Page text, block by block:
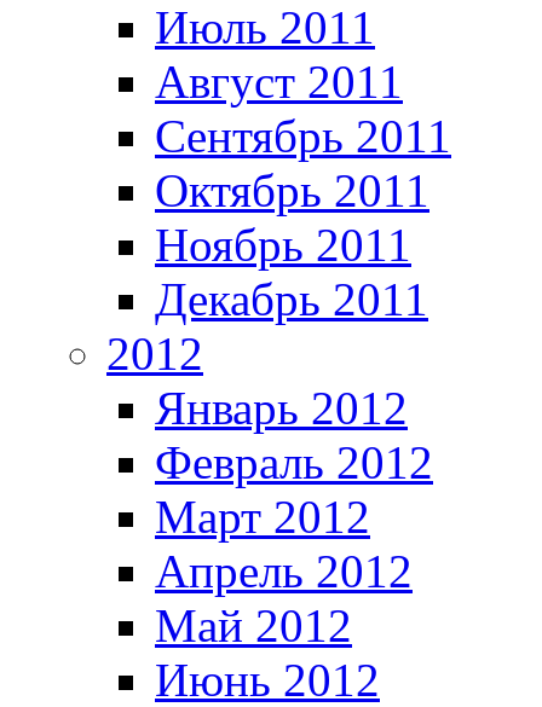
Июль 2011
Август 2011
Сентябрь 2011
Октябрь 2011
Ноябрь 2011
Декабрь 2011
2012
Январь 2012
Февраль 2012
Март 2012
Апрель 2012
Май 2012
Июнь 2012